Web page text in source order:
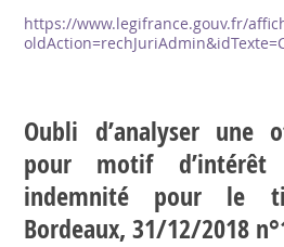
https://www.legifrance.gouv.fr/
Oubli d’analyser une
pour motif d’intérêt
indemnité pour le
Bordeaux, 31/12/2018